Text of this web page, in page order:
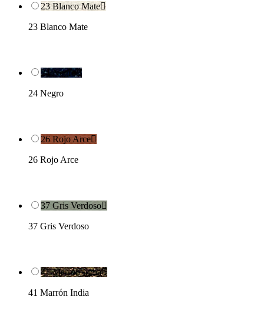
23 Blanco Mate
23 Blanco Mate
24 Negro
24 Negro
26 Rojo Arce
26 Rojo Arce
37 Gris Verdoso
37 Gris Verdoso
41 Marrón India
41 Marrón India